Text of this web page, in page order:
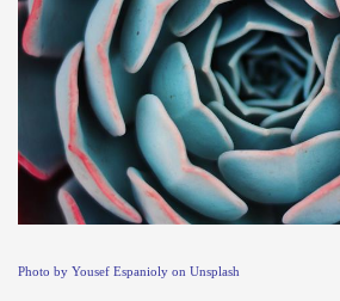
Photo by Yousef Espanioly on Unsplash